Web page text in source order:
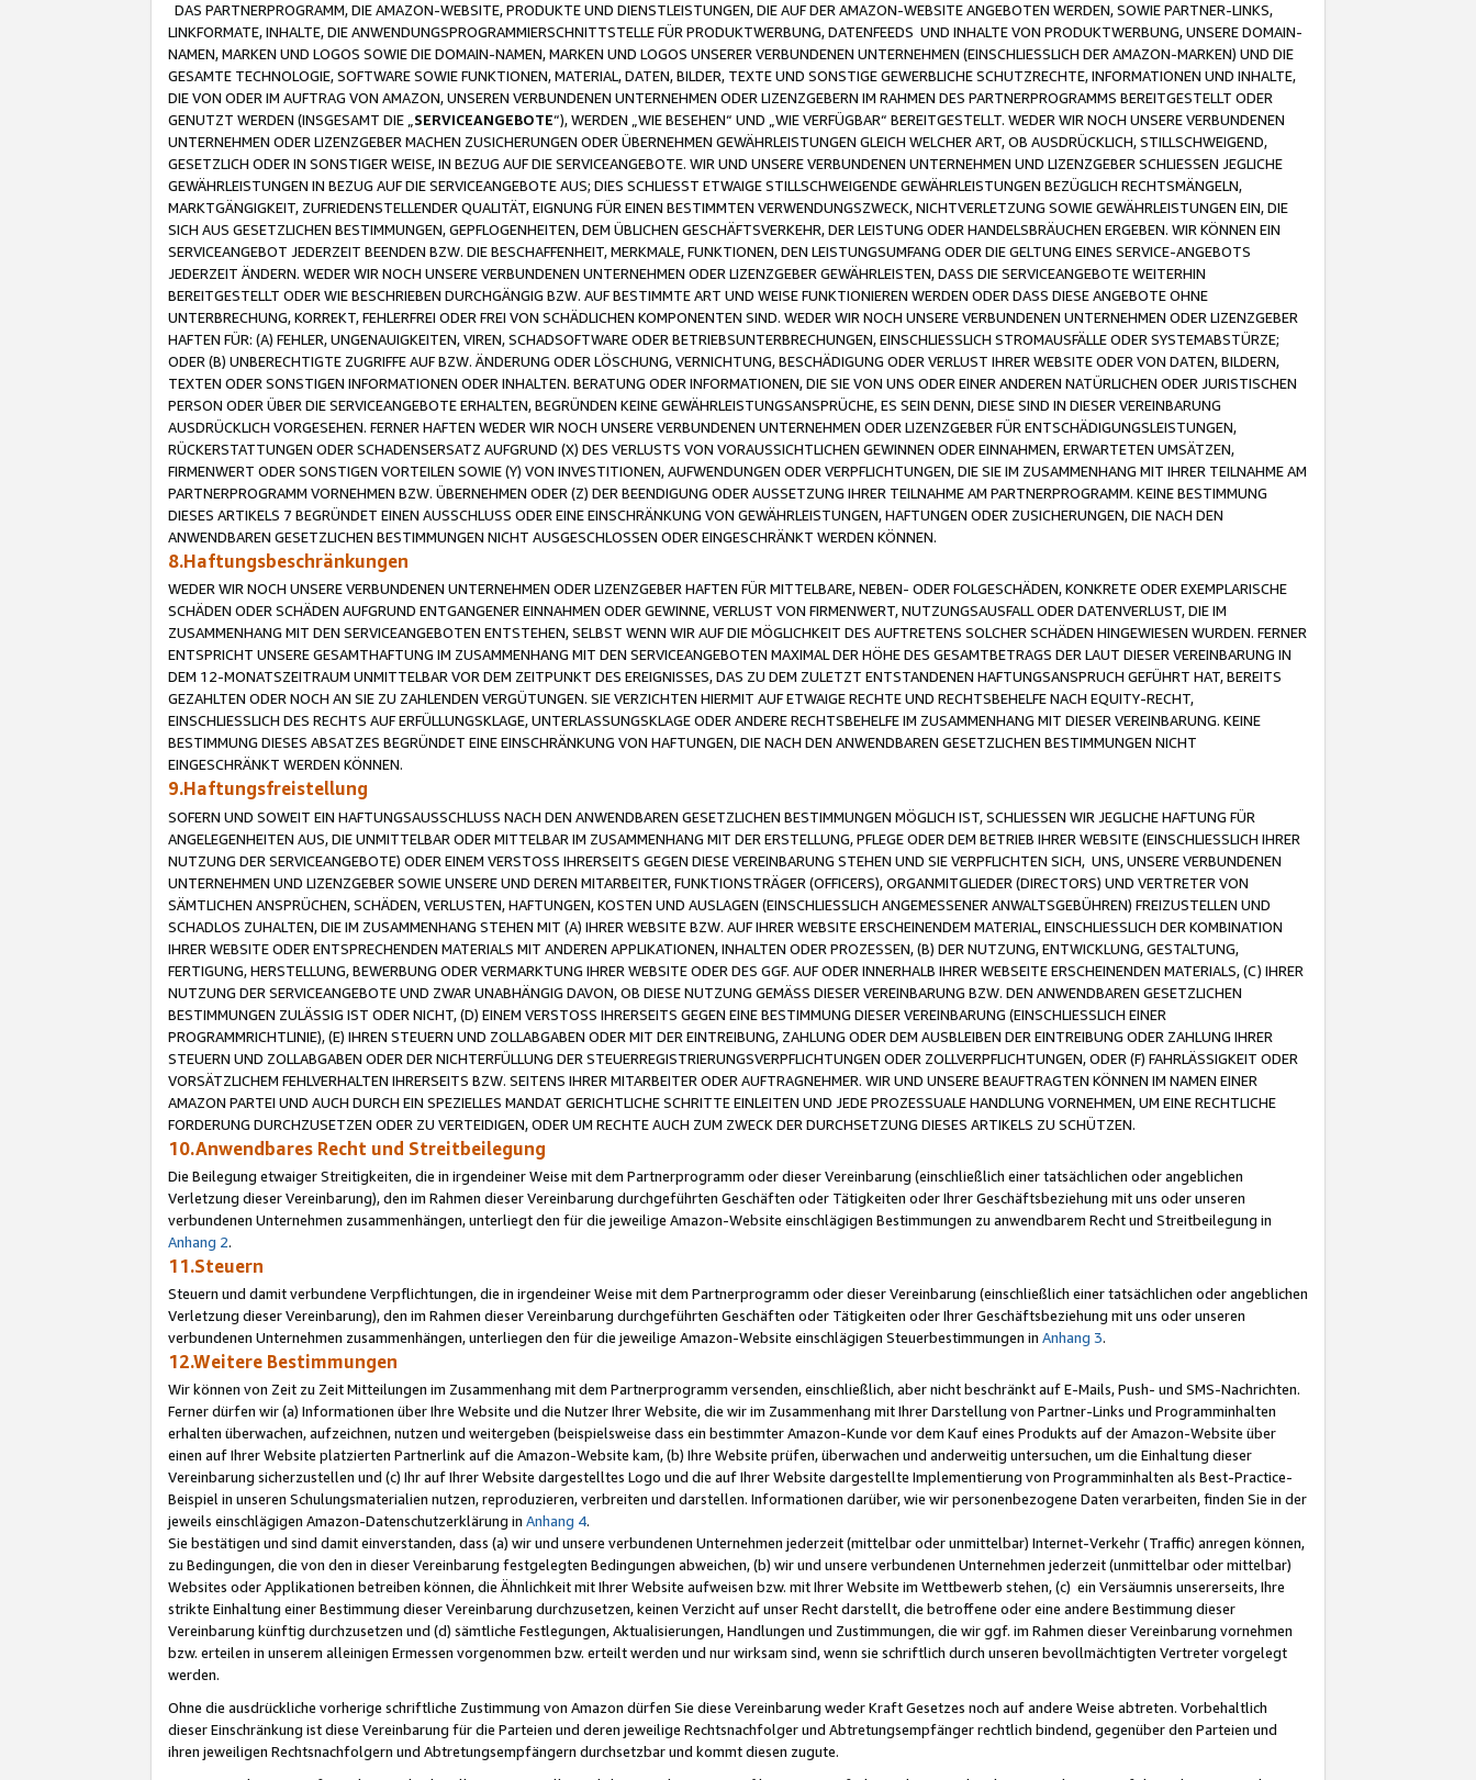
DAS PARTNERPROGRAMM, DIE AMAZON-WEBSITE, PRODUKTE UND DIENSTLEISTUNGEN, DIE AUF DER AMAZON-WEBSITE ANGEBOTEN WERDEN, SOWIE PARTNER-LINKS,
LINKFORMATE, INHALTE, DIE ANWENDUNGSPROGRAMMIERSCHNITTSTELLE FÜR PRODUKTWERBUNG, DATENFEEDS UND INHALTE VON PRODUKTWERBUNG, UNSERE DOMAIN-
NAMEN, MARKEN UND LOGOS SOWIE DIE DOMAIN-NAMEN, MARKEN UND LOGOS UNSERER VERBUNDENEN UNTERNEHMEN (EINSCHLIESSLICH DER AMAZON-MARKEN) UND DIE
GESAMTE TECHNOLOGIE, SOFTWARE SOWIE FUNKTIONEN, MATERIAL, DATEN, BILDER, TEXTE UND SONSTIGE GEWERBLICHE SCHUTZRECHTE, INFORMATIONEN UND INHALTE,
DIE VON ODER IM AUFTRAG VON AMAZON, UNSEREN VERBUNDENEN UNTERNEHMEN ODER LIZENZGEBERN IM RAHMEN DES PARTNERPROGRAMMS BEREITGESTELLT ODER
GENUTZT WERDEN (INSGESAMT DIE „ SERVICEANGEBOTE“), WERDEN „WIE BESEHEN“ UND „WIE VERFÜGBAR“ BEREITGESTELLT. WEDER WIR NOCH UNSERE VERBUNDENEN
UNTERNEHMEN ODER LIZENZGEBER MACHEN ZUSICHERUNGEN ODER ÜBERNEHMEN GEWÄHRLEISTUNGEN GLEICH WELCHER ART, OB AUSDRÜCKLICH, STILLSCHWEIGEND,
GESETZLICH ODER IN SONSTIGER WEISE, IN BEZUG AUF DIE SERVICEANGEBOTE. WIR UND UNSERE VERBUNDENEN UNTERNEHMEN UND LIZENZGEBER SCHLIESSEN JEGLICHE
GEWÄHRLEISTUNGEN IN BEZUG AUF DIE SERVICEANGEBOTE AUS; DIES SCHLIESST ETWAIGE STILLSCHWEIGENDE GEWÄHRLEISTUNGEN BEZÜGLICH RECHTSMÄNGELN,
MARKTGÄNGIGKEIT, ZUFRIEDENSTELLENDER QUALITÄT, EIGNUNG FÜR EINEN BESTIMMTEN VERWENDUNGSZWECK, NICHTVERLETZUNG SOWIE GEWÄHRLEISTUNGEN EIN, DIE
SICH AUS GESETZLICHEN BESTIMMUNGEN, GEPFLOGENHEITEN, DEM ÜBLICHEN GESCHÄFTSVERKEHR, DER LEISTUNG ODER HANDELSBRÄUCHEN ERGEBEN. WIR KÖNNEN EIN
SERVICEANGEBOT JEDERZEIT BEENDEN BZW. DIE BESCHAFFENHEIT, MERKMALE, FUNKTIONEN, DEN LEISTUNGSUMFANG ODER DIE GELTUNG EINES SERVICE-ANGEBOTS
JEDERZEIT ÄNDERN. WEDER WIR NOCH UNSERE VERBUNDENEN UNTERNEHMEN ODER LIZENZGEBER GEWÄHRLEISTEN, DASS DIE SERVICEANGEBOTE WEITERHIN
BEREITGESTELLT ODER WIE BESCHRIEBEN DURCHGÄNGIG BZW. AUF BESTIMMTE ART UND WEISE FUNKTIONIEREN WERDEN ODER DASS DIESE ANGEBOTE OHNE
UNTERBRECHUNG, KORREKT, FEHLERFREI ODER FREI VON SCHÄDLICHEN KOMPONENTEN SIND. WEDER WIR NOCH UNSERE VERBUNDENEN UNTERNEHMEN ODER LIZENZGEBER
HAFTEN FÜR: (A) FEHLER, UNGENAUIGKEITEN, VIREN, SCHADSOFTWARE ODER BETRIEBSUNTERBRECHUNGEN, EINSCHLIESSLICH STROMAUSFÄLLE ODER SYSTEMABSTÜRZE;
ODER (B) UNBERECHTIGTE ZUGRIFFE AUF BZW. ÄNDERUNG ODER LÖSCHUNG, VERNICHTUNG, BESCHÄDIGUNG ODER VERLUST IHRER WEBSITE ODER VON DATEN, BILDERN,
TEXTEN ODER SONSTIGEN INFORMATIONEN ODER INHALTEN. BERATUNG ODER INFORMATIONEN, DIE SIE VON UNS ODER EINER ANDEREN NATÜRLICHEN ODER JURISTISCHEN
PERSON ODER ÜBER DIE SERVICEANGEBOTE ERHALTEN, BEGRÜNDEN KEINE GEWÄHRLEISTUNGSANSPRÜCHE, ES SEIN DENN, DIESE SIND IN DIESER VEREINBARUNG
AUSDRÜCKLICH VORGESEHEN. FERNER HAFTEN WEDER WIR NOCH UNSERE VERBUNDENEN UNTERNEHMEN ODER LIZENZGEBER FÜR ENTSCHÄDIGUNGSLEISTUNGEN,
RÜCKERSTATTUNGEN ODER SCHADENSERSATZ AUFGRUND (X) DES VERLUSTS VON VORAUSSICHTLICHEN GEWINNEN ODER EINNAHMEN, ERWARTETEN UMSÄTZEN,
FIRMENWERT ODER SONSTIGEN VORTEILEN SOWIE (Y) VON INVESTITIONEN, AUFWENDUNGEN ODER VERPFLICHTUNGEN, DIE SIE IM ZUSAMMENHANG MIT IHRER TEILNAHME AM
PARTNERPROGRAMM VORNEHMEN BZW. ÜBERNEHMEN ODER (Z) DER BEENDIGUNG ODER AUSSETZUNG IHRER TEILNAHME AM PARTNERPROGRAMM. KEINE BESTIMMUNG
DIESES ARTIKELS 7 BEGRÜNDET EINEN AUSSCHLUSS ODER EINE EINSCHRÄNKUNG VON GEWÄHRLEISTUNGEN, HAFTUNGEN ODER ZUSICHERUNGEN, DIE NACH DEN
ANWENDBAREN GESETZLICHEN BESTIMMUNGEN NICHT AUSGESCHLOSSEN ODER EINGESCHRÄNKT WERDEN KÖNNEN.
8.Haftungsbeschränkungen
WEDER WIR NOCH UNSERE VERBUNDENEN UNTERNEHMEN ODER LIZENZGEBER HAFTEN FÜR MITTELBARE, NEBEN- ODER FOLGESCHÄDEN, KONKRETE ODER EXEMPLARISCHE
SCHÄDEN ODER SCHÄDEN AUFGRUND ENTGANGENER EINNAHMEN ODER GEWINNE, VERLUST VON FIRMENWERT, NUTZUNGSAUSFALL ODER DATENVERLUST, DIE IM
ZUSAMMENHANG MIT DEN SERVICEANGEBOTEN ENTSTEHEN, SELBST WENN WIR AUF DIE MÖGLICHKEIT DES AUFTRETENS SOLCHER SCHÄDEN HINGEWIESEN WURDEN. FERNER
ENTSPRICHT UNSERE GESAMTHAFTUNG IM ZUSAMMENHANG MIT DEN SERVICEANGEBOTEN MAXIMAL DER HÖHE DES GESAMTBETRAGS DER LAUT DIESER VEREINBARUNG IN
DEM 12-MONATSZEITRAUM UNMITTELBAR VOR DEM ZEITPUNKT DES EREIGNISSES, DAS ZU DEM ZULETZT ENTSTANDENEN HAFTUNGSANSPRUCH GEFÜHRT HAT, BEREITS
GEZAHLTEN ODER NOCH AN SIE ZU ZAHLENDEN VERGÜTUNGEN. SIE VERZICHTEN HIERMIT AUF ETWAIGE RECHTE UND RECHTSBEHELFE NACH EQUITY-RECHT,
EINSCHLIESSLICH DES RECHTS AUF ERFÜLLUNGSKLAGE, UNTERLASSUNGSKLAGE ODER ANDERE RECHTSBEHELFE IM ZUSAMMENHANG MIT DIESER VEREINBARUNG. KEINE
BESTIMMUNG DIESES ABSATZES BEGRÜNDET EINE EINSCHRÄNKUNG VON HAFTUNGEN, DIE NACH DEN ANWENDBAREN GESETZLICHEN BESTIMMUNGEN NICHT
EINGESCHRÄNKT WERDEN KÖNNEN.
9.Haftungsfreistellung
SOFERN UND SOWEIT EIN HAFTUNGSAUSSCHLUSS NACH DEN ANWENDBAREN GESETZLICHEN BESTIMMUNGEN MÖGLICH IST, SCHLIESSEN WIR JEGLICHE HAFTUNG FÜR
ANGELEGENHEITEN AUS, DIE UNMITTELBAR ODER MITTELBAR IM ZUSAMMENHANG MIT DER ERSTELLUNG, PFLEGE ODER DEM BETRIEB IHRER WEBSITE (EINSCHLIESSLICH IHRER
NUTZUNG DER SERVICEANGEBOTE) ODER EINEM VERSTOSS IHRERSEITS GEGEN DIESE VEREINBARUNG STEHEN UND SIE VERPFLICHTEN SICH, UNS, UNSERE VERBUNDENEN
UNTERNEHMEN UND LIZENZGEBER SOWIE UNSERE UND DEREN MITARBEITER, FUNKTIONSTRÄGER (OFFICERS), ORGANMITGLIEDER (DIRECTORS) UND VERTRETER VON
SÄMTLICHEN ANSPRÜCHEN, SCHÄDEN, VERLUSTEN, HAFTUNGEN, KOSTEN UND AUSLAGEN (EINSCHLIESSLICH ANGEMESSENER ANWALTSGEBÜHREN) FREIZUSTELLEN UND
SCHADLOS ZUHALTEN, DIE IM ZUSAMMENHANG STEHEN MIT (A) IHRER WEBSITE BZW. AUF IHRER WEBSITE ERSCHEINENDEM MATERIAL, EINSCHLIESSLICH DER KOMBINATION
IHRER WEBSITE ODER ENTSPRECHENDEN MATERIALS MIT ANDEREN APPLIKATIONEN, INHALTEN ODER PROZESSEN, (B) DER NUTZUNG, ENTWICKLUNG, GESTALTUNG,
FERTIGUNG, HERSTELLUNG, BEWERBUNG ODER VERMARKTUNG IHRER WEBSITE ODER DES GGF. AUF ODER INNERHALB IHRER WEBSEITE ERSCHEINENDEN MATERIALS, (C) IHRER
NUTZUNG DER SERVICEANGEBOTE UND ZWAR UNABHÄNGIG DAVON, OB DIESE NUTZUNG GEMÄSS DIESER VEREINBARUNG BZW. DEN ANWENDBAREN GESETZLICHEN
BESTIMMUNGEN ZULÄSSIG IST ODER NICHT, (D) EINEM VERSTOSS IHRERSEITS GEGEN EINE BESTIMMUNG DIESER VEREINBARUNG (EINSCHLIESSLICH EINER
PROGRAMMRICHTLINIE), (E) IHREN STEUERN UND ZOLLABGABEN ODER MIT DER EINTREIBUNG, ZAHLUNG ODER DEM AUSBLEIBEN DER EINTREIBUNG ODER ZAHLUNG IHRER
STEUERN UND ZOLLABGABEN ODER DER NICHTERFÜLLUNG DER STEUERREGISTRIERUNGSVERPFLICHTUNGEN ODER ZOLLVERPFLICHTUNGEN, ODER (F) FAHRLÄSSIGKEIT ODER
VORSÄTZLICHEM FEHLVERHALTEN IHRERSEITS BZW. SEITENS IHRER MITARBEITER ODER AUFTRAGNEHMER. WIR UND UNSERE BEAUFTRAGTEN KÖNNEN IM NAMEN EINER
AMAZON PARTEI UND AUCH DURCH EIN SPEZIELLES MANDAT GERICHTLICHE SCHRITTE EINLEITEN UND JEDE PROZESSUALE HANDLUNG VORNEHMEN, UM EINE RECHTLICHE
FORDERUNG DURCHZUSETZEN ODER ZU VERTEIDIGEN, ODER UM RECHTE AUCH ZUM ZWECK DER DURCHSETZUNG DIESES ARTIKELS ZU SCHÜTZEN.
10.Anwendbares Recht und Streitbeilegung
Die Beilegung etwaiger Streitigkeiten, die in irgendeiner Weise mit dem Partnerprogramm oder dieser Vereinbarung (einschließlich einer tatsächlichen oder angeblichen
Verletzung dieser Vereinbarung), den im Rahmen dieser Vereinbarung durchgeführten Geschäften oder Tätigkeiten oder Ihrer Geschäftsbeziehung mit uns oder unseren
verbundenen Unternehmen zusammenhängen, unterliegt den für die jeweilige Amazon-Website einschlägigen Bestimmungen zu anwendbarem Recht und Streitbeilegung in
Anhang 2.
11.Steuern
Steuern und damit verbundene Verpflichtungen, die in irgendeiner Weise mit dem Partnerprogramm oder dieser Vereinbarung (einschließlich einer tatsächlichen oder angeblichen
Verletzung dieser Vereinbarung), den im Rahmen dieser Vereinbarung durchgeführten Geschäften oder Tätigkeiten oder Ihrer Geschäftsbeziehung mit uns oder unseren
verbundenen Unternehmen zusammenhängen, unterliegen den für die jeweilige Amazon-Website einschlägigen Steuerbestimmungen in Anhang 3.
12.Weitere Bestimmungen
Wir können von Zeit zu Zeit Mitteilungen im Zusammenhang mit dem Partnerprogramm versenden, einschließlich, aber nicht beschränkt auf E-Mails, Push- und SMS-Nachrichten.
Ferner dürfen wir (a) Informationen über Ihre Website und die Nutzer Ihrer Website, die wir im Zusammenhang mit Ihrer Darstellung von Partner-Links und Programminhalten
erhalten überwachen, aufzeichnen, nutzen und weitergeben (beispielsweise dass ein bestimmter Amazon-Kunde vor dem Kauf eines Produkts auf der Amazon-Website über
einen auf Ihrer Website platzierten Partnerlink auf die Amazon-Website kam, (b) Ihre Website prüfen, überwachen und anderweitig untersuchen, um die Einhaltung dieser
Vereinbarung sicherzustellen und (c) Ihr auf Ihrer Website dargestelltes Logo und die auf Ihrer Website dargestellte Implementierung von Programminhalten als Best-Practice-
Beispiel in unseren Schulungsmaterialien nutzen, reproduzieren, verbreiten und darstellen. Informationen darüber, wie wir personenbezogene Daten verarbeiten, finden Sie in der
jeweils einschlägigen Amazon-Datenschutzerklärung in Anhang 4.
Sie bestätigen und sind damit einverstanden, dass (a) wir und unsere verbundenen Unternehmen jederzeit (mittelbar oder unmittelbar) Internet-Verkehr (Traffic) anregen können,
zu Bedingungen, die von den in dieser Vereinbarung festgelegten Bedingungen abweichen, (b) wir und unsere verbundenen Unternehmen jederzeit (unmittelbar oder mittelbar)
Websites oder Applikationen betreiben können, die Ähnlichkeit mit Ihrer Website aufweisen bzw. mit Ihrer Website im Wettbewerb stehen, (c) ein Versäumnis unsererseits, Ihre
strikte Einhaltung einer Bestimmung dieser Vereinbarung durchzusetzen, keinen Verzicht auf unser Recht darstellt, die betroffene oder eine andere Bestimmung dieser
Vereinbarung künftig durchzusetzen und (d) sämtliche Festlegungen, Aktualisierungen, Handlungen und Zustimmungen, die wir ggf. im Rahmen dieser Vereinbarung vornehmen
bzw. erteilen in unserem alleinigen Ermessen vorgenommen bzw. erteilt werden und nur wirksam sind, wenn sie schriftlich durch unseren bevollmächtigten Vertreter vorgelegt
werden.
Ohne die ausdrückliche vorherige schriftliche Zustimmung von Amazon dürfen Sie diese Vereinbarung weder Kraft Gesetzes noch auf andere Weise abtreten. Vorbehaltlich
dieser Einschränkung ist diese Vereinbarung für die Parteien und deren jeweilige Rechtsnachfolger und Abtretungsempfänger rechtlich bindend, gegenüber den Parteien und
ihren jeweiligen Rechtsnachfolgern und Abtretungsempfängern durchsetzbar und kommt diesen zugute.